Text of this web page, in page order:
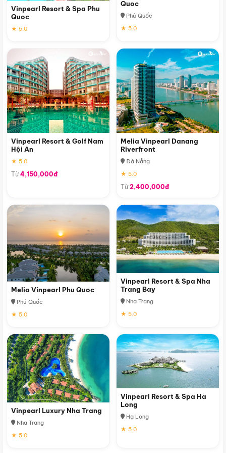
Vinpearl Resort & Spa Phu
Quoc
★ 5.0
Quoc
Phú Quốc
★ 5.0
Vinpearl Resort & Golf Nam
Hội An
★ 5.0
Từ4,150,000đ
Melia Vinpearl Danang
Riverfront
Đà Nẵng
★ 5.0
Từ2,400,000đ
Melia Vinpearl Phu Quoc
Phú Quốc
★ 5.0
Vinpearl Resort & Spa Nha
Trang Bay
Nha Trang
★ 5.0
Vinpearl Luxury Nha Trang
Nha Trang
★ 5.0
Vinpearl Resort & Spa Ha
Long
Hạ Long
★ 5.0